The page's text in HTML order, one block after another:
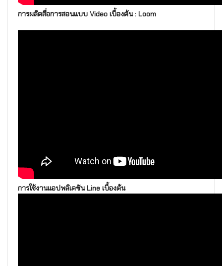
การผลิตสื่อการสอนแบบ Video เบื้องต้น : Loom
การใช้งานแอปพลิเคชัน Line เบื้องต้น